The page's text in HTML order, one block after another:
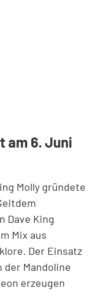
am 6. Juni
Molly gründete
Dave King
Mix aus
Der Einsatz
Mandoline
erzeugen